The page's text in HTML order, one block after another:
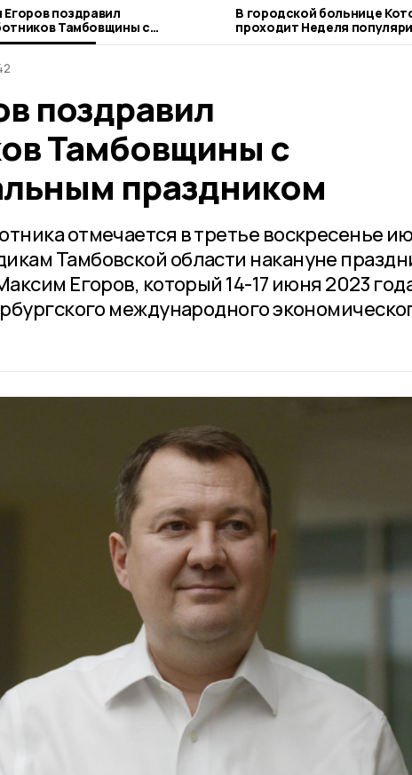
поздравил
Тамбовщины с
праздником
В городской больнице
проходит Неделя
грудного вскармливания
поздравил
Тамбовщины с
праздником
отмечается в третье воскресенье
Тамбовской области накануне
Егоров, который 14-17 июня 2023
международного